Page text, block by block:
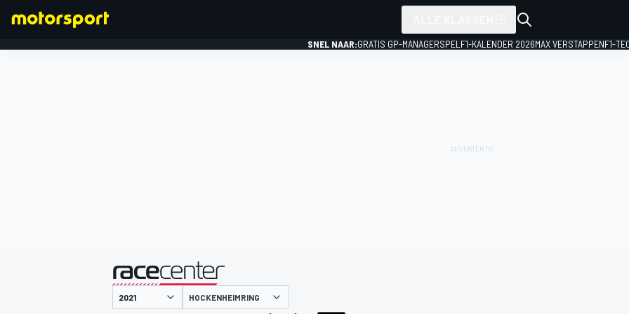
SNEL NAAR:GRATIS GP-MANAGERSPEL F1-KALENDER 2026MAX VERSTAPPENF1-
gepresenteerd door
HOCKENHEIMRING